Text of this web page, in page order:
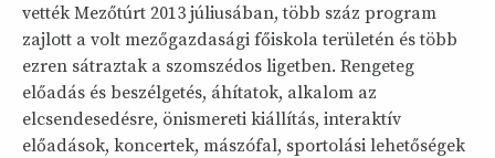
vették Mezőtúrt 2013 júliusában, több száz program
zajlott a volt mezőgazdasági főiskola területén és több
ezren sátraztak a szomszédos ligetben. Rengeteg
előadás és beszélgetés, áhítatok, alkalom az
elcsendesedésre, önismereti kiállítás, interaktív
előadások, koncertek, mászófal, sportolási lehetőségek